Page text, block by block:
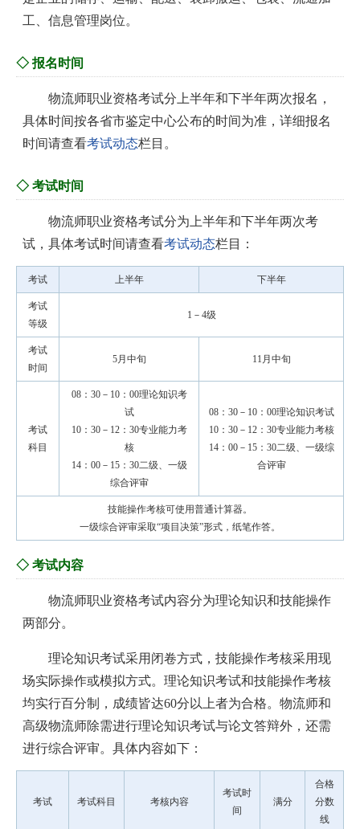
工、信息管理岗位。
◇ 报名时间
物流师职业资格考试分上半年和下半年两次报名，
具体时间按各省市鉴定中心公布的时间为准，详细报名
时间请查看考试动态栏目。
◇ 考试时间
物流师职业资格考试分为上半年和下半年两次考
试，具体考试时间请查看考试动态栏目：
考试 上半年 下半年
考试
等级
1－4级
考试
时间
5月中旬 11月中旬
考试
科目
08：30－10：00理论知识考
试
10：30－12：30专业能力考
核
14：00－15：30二级、一级
综合评审
08：30－10：00理论知识考试
10：30－12：30专业能力考核
14：00－15：30二级、一级综
合评审
技能操作考核可使用普通计算器。
一级综合评审采取“项目决策”形式，纸笔作答。
◇ 考试内容
物流师职业资格考试内容分为理论知识和技能操作
两部分。
理论知识考试采用闭卷方式，技能操作考核采用现
场实际操作或模拟方式。理论知识考试和技能操作考核
均实行百分制，成绩皆达60分以上者为合格。物流师和
高级物流师除需进行理论知识考试与论文答辩外，还需
进行综合评审。具体内容如下：
考试 考试科目 考核内容
考试时
间
满分
合格
分数
线